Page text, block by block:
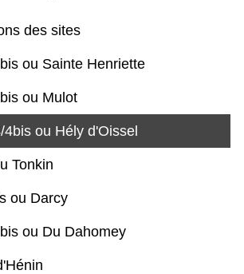
des sites
ou Sainte Henriette
ou Mulot
4bis ou Hély d'Oissel
Tonkin
ou Darcy
ou Du Dahomey